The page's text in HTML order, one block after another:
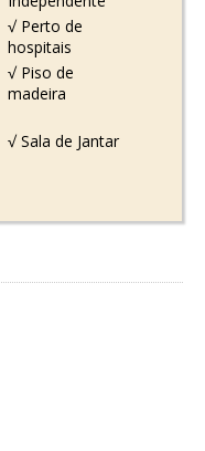
√ Perto de
hospitais
√ Piso de
madeira
√ Sala de Jantar